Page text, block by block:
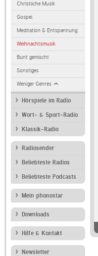
Christliche Musik
Gospel
Meditation & Entspannung
Weihnachtsmusik
Bunt gemischt
Sonstiges
Weniger Genres
Hörspiele im Radio
Wort- & Sport-Radio
Klassik-Radio
Radiosender
Beliebteste Radios
Beliebteste Podcasts
Mein phonostar
Downloads
Hilfe & Kontakt
Newsletter